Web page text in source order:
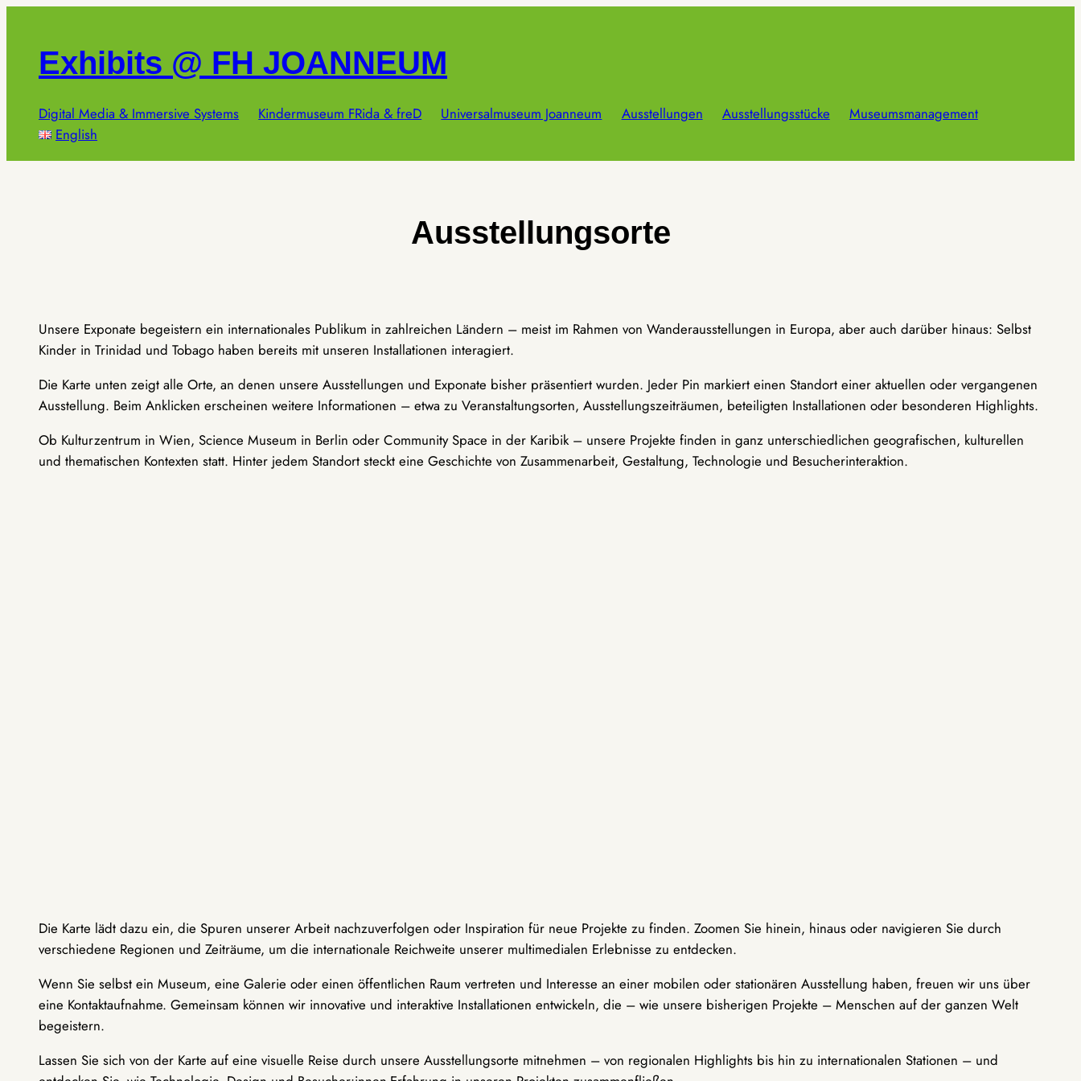
springenExhibits @ FH JOANNEUM
Digital Media & Immersive Systems Kindermuseum FRida & freD Universalmuseum Joanneum Ausstellungen Ausstellungsstücke
Museumsmanagement
English
Ausstellungsorte
Unsere Exponate begeistern ein internationales Publikum in zahlreichen Ländern – meist im Rahmen von Wanderausstellungen in Europa, aber auch darüber hinaus: Selbst
Kinder in Trinidad und Tobago haben bereits mit unseren Installationen interagiert.
Die Karte unten zeigt alle Orte, an denen unsere Ausstellungen und Exponate bisher präsentiert wurden. Jeder Pin markiert einen Standort einer aktuellen oder vergangenen
Ausstellung. Beim Anklicken erscheinen weitere Informationen – etwa zu Veranstaltungsorten, Ausstellungszeiträumen, beteiligten Installationen oder besonderen Highlights.
Ob Kulturzentrum in Wien, Science Museum in Berlin oder Community Space in der Karibik – unsere Projekte finden in ganz unterschiedlichen geografischen, kulturellen
und thematischen Kontexten statt. Hinter jedem Standort steckt eine Geschichte von Zusammenarbeit, Gestaltung, Technologie und Besucherinteraktion.
Die Karte lädt dazu ein, die Spuren unserer Arbeit nachzuverfolgen oder Inspiration für neue Projekte zu finden. Zoomen Sie hinein, hinaus oder navigieren Sie durch
verschiedene Regionen und Zeiträume, um die internationale Reichweite unserer multimedialen Erlebnisse zu entdecken.
Wenn Sie selbst ein Museum, eine Galerie oder einen öffentlichen Raum vertreten und Interesse an einer mobilen oder stationären Ausstellung haben, freuen wir uns über
eine Kontaktaufnahme. Gemeinsam können wir innovative und interaktive Installationen entwickeln, die – wie unsere bisherigen Projekte – Menschen auf der ganzen Welt
begeistern.
Lassen Sie sich von der Karte auf eine visuelle Reise durch unsere Ausstellungsorte mitnehmen – von regionalen Highlights bis hin zu internationalen Stationen – und